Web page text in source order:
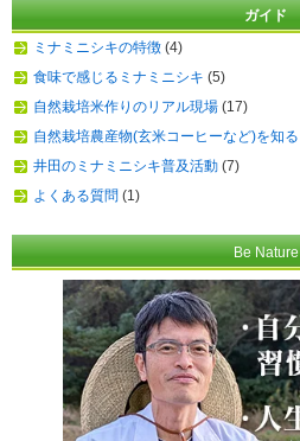
ガイド
ミナミニシキの特徴 (4)
食味で感じるミナミニシキ (5)
自然栽培米作りのリアル現場 (17)
自然栽培農産物(玄米コーヒーなど)を知る
井田のミナミニシキ普及活動 (7)
よくある質問 (1)
Be Nature